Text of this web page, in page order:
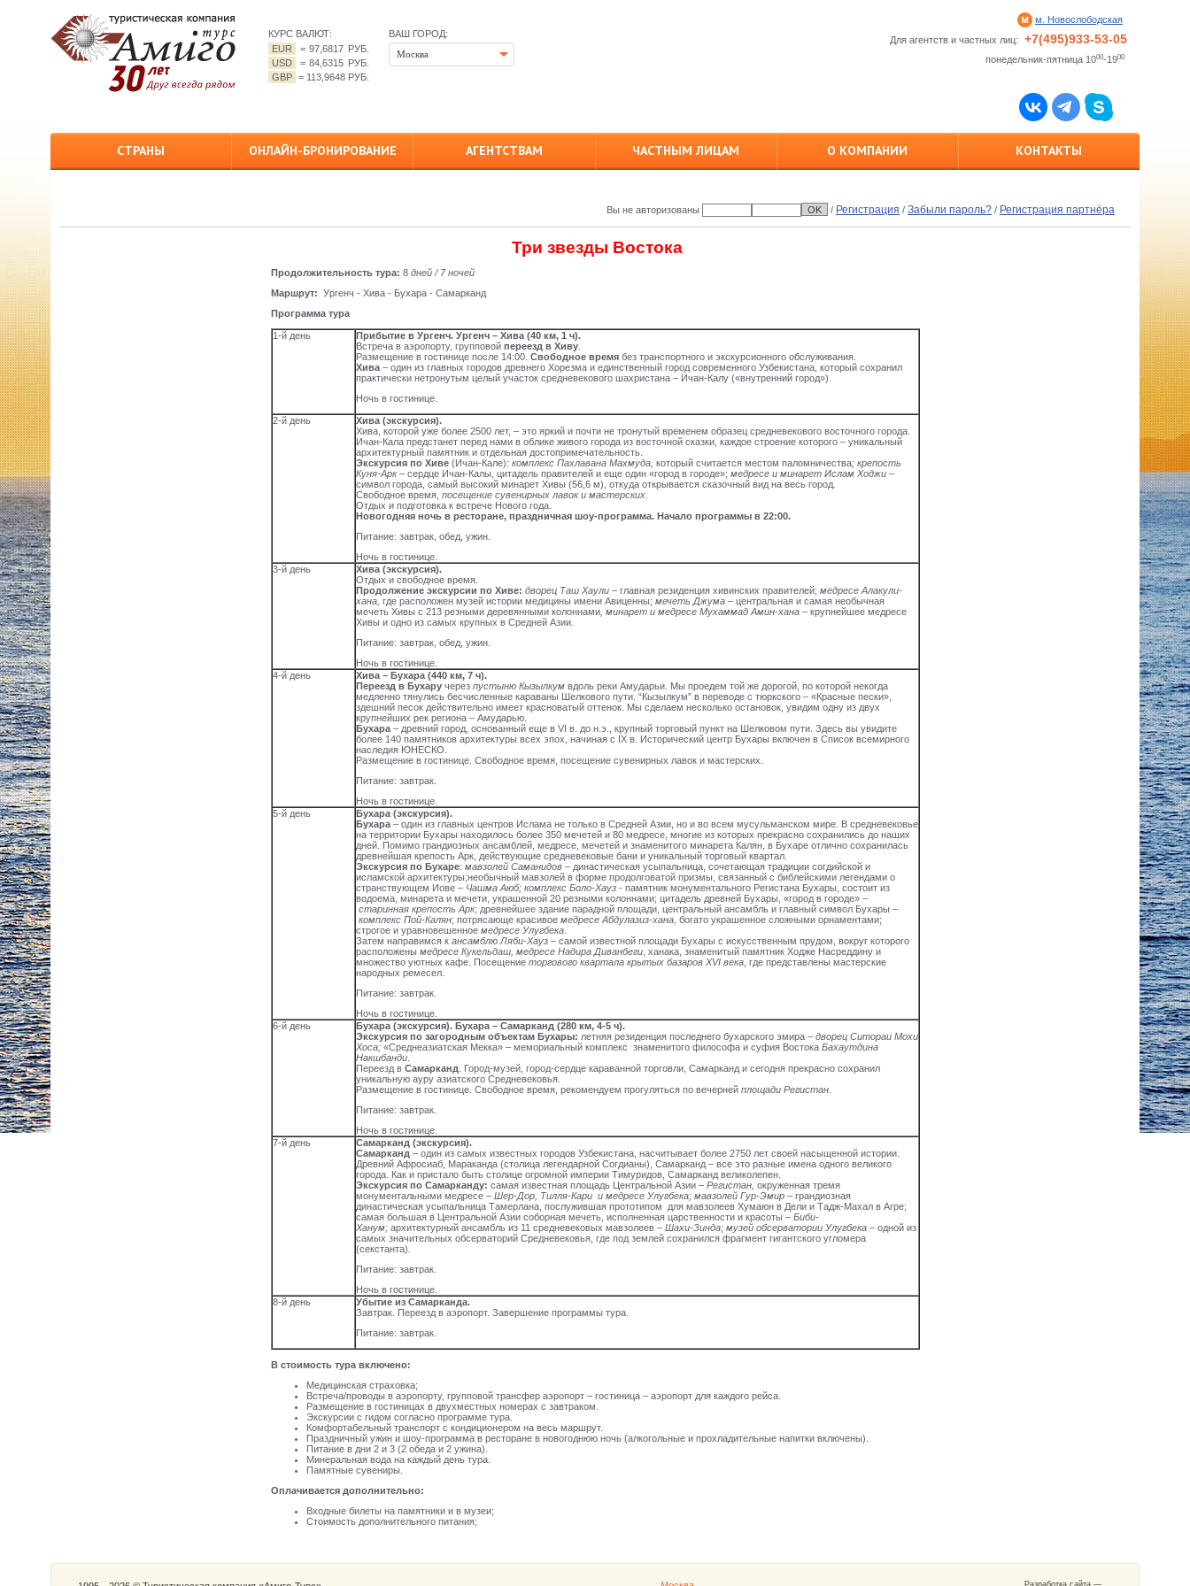
КУРС ВАЛЮТ:
EUR
=97,6817 РУБ.
USD
=84,6315 РУБ.
GBP = 113,9648 РУБ.
ВАШ ГОРОД:
Москва
м. Новослободская
Для агентств и частных лиц:
+7(495)933-53-05
понедельник-пятница 1000-1900
СТРАНЫ ОНЛАЙН-БРОНИРОВАНИЕ АГЕНТСТВАМ ЧАСТНЫМ ЛИЦАМ О КОМПАНИИ КОНТАКТЫ
Вы не авторизованы / Регистрация / Забыли пароль? / Регистрация партнёра
Три звезды Востока
Продолжительность тура: 8дней /7ночей
Маршрут: Ургенч - Хива - Бухара - Самарканд
Программа тура
1-й день
Прибытие в Ургенч. Ургенч – Хива (40 км, 1 ч).
Встреча в аэропорту, групповой переезд в Хиву.
Размещение в гостинице после 14:00. Свободное времябез транспортного и экскурсионного обслуживания.
Хива– один из главных городов древнего Хорезма и единственный город современного Узбекистана, который сохранил
практически нетронутым целый участок средневекового шахристана – Ичан-Калу («внутренний город»).
Ночь в гостинице.
2-й день Хива (экскурсия).
Хива, которой уже более 2500 лет, – это яркий и почти не тронутый временем образец средневекового восточного города.
Ичан-Кала предстанет перед нами в облике живого города из восточной сказки, каждое строение которого – уникальный
архитектурный памятник и отдельная достопримечательность.
Экскурсия по Хиве(Ичан-Кале): комплекс Пахлавана Махмуда, который считается местом паломничества; крепость
Куня-Арк– сердце Ичан-Калы, цитадель правителей и еще один «город в городе»; медресе и минарет Ислам Ходжи –
символ города, самый высокий минарет Хивы (56,6 м), откуда открывается сказочный вид на весь город.
Свободное время, посещение сувенирных лавок и мастерских.
Отдых и подготовка к встрече Нового года.
Новогодняя ночь в ресторане, праздничная шоу-программа. Начало программы в 22:00.
Питание: завтрак, обед, ужин.
Ночь в гостинице.
3-й день
Хива (экскурсия).
Отдых и свободное время.
Продолжение экскурсии по Хиве: дворец Таш Хаули – главная резиденция хивинских правителей; медресе Алакули-
хана, где расположен музей истории медицины имени Авиценны; мечеть Джума – центральная и самая необычная
мечеть Хивы с 213 резными деревянными колоннами, минарет и медресе Мухаммад Амин-хана – крупнейшее медресе
Хивы и одно из самых крупных в Средней Азии.
Питание: завтрак, обед, ужин.
Ночь в гостинице.
4-й день
Хива – Бухара (440 км, 7 ч).
Переезд в Бухару через пустыню Кызылкум вдоль реки Амударьи. Мы проедем той же дорогой, по которой некогда
медленно тянулись бесчисленные караваны Шелкового пути. “Кызылкум” в переводе с тюркского – «Красные пески»,
здешний песок действительно имеет красноватый оттенок. Мы сделаем несколько остановок, увидим одну из двух
крупнейших рек региона – Амударью.
Бухара – древний город, основанный еще в VI в. до н.э., крупный торговый пункт на Шелковом пути. Здесь вы увидите
более 140 памятников архитектуры всех эпох, начиная с IX в. Исторический центр Бухары включен в Список всемирного
наследия ЮНЕСКО.
Размещение в гостинице. Свободное время, посещение сувенирных лавок и мастерских.
Питание: завтрак.
Ночь в гостинице.
5-й день
Бухара (экскурсия).
Бухара– один из главных центров Ислама не только в Средней Азии, но и во всем мусульманском мире. В средневековье
на территории Бухары находилось более 350 мечетей и 80 медресе, многие из которых прекрасно сохранились до наших
дней. Помимо грандиозных ансамблей, медресе, мечетей и знаменитого минарета Калян, в Бухаре отлично сохранилась
древнейшая крепость Арк, действующие средневековые бани и уникальный торговый квартал.
Экскурсия по Бухаре: мавзолей Саманидов – династическая усыпальница, сочетающая традиции согдийской и
исламской архитектуры;необычный мавзолей в форме продолговатой призмы, связанный с библейскими легендами о
странствующем Иове – Чашма Аюб; комплекс Боло-Хауз- памятник монументального Регистана Бухары, состоит из
водоема, минарета и мечети, украшенной 20 резными колоннами; цитадель древней Бухары, «город в городе» –
старинная крепость Арк; древнейшее здание парадной площади, центральный ансамбль и главный символ Бухары –
комплекс Пой-Калян; потрясающе красивое медресе Абдулазиз-хана, богато украшенное сложными орнаментами;
строгое и уравновешенное медресе Улугбека.
Затем направимся к ансамблю Ляби-Хауз– самой известной площади Бухары с искусственным прудом, вокруг которого
расположены медресе Кукельдаш, медресе Надира Диванбеги, ханака, знаменитый памятник Ходже Насреддину и
множество уютных кафе. Посещение торгового квартала крытых базаров XVI века, где представлены мастерские
народных ремесел.
Питание: завтрак.
Ночь в гостинице.
6-й день
Бухара (экскурсия). Бухара – Самарканд (280 км, 4-5 ч).
Экскурсия по загородным объектам Бухары: летняя резиденция последнего бухарского эмира – дворец Ситораи Мохи
Хоса;«Среднеазиатская Мекка» – мемориальный комплекс знаменитого философа и суфия Востока Бахаутдина
Накшбанди.
Переезд в Самарканд . Город-музей, город-сердце караванной торговли, Самарканд и сегодня прекрасно сохранил
уникальную ауру азиатского Средневековья.
Размещение в гостинице. Свободное время, рекомендуем прогуляться по вечернейплощади Регистан.
Питание: завтрак.
Ночь в гостинице.
7-й день
Самарканд (экскурсия).
Самарканд – один из самых известных городов Узбекистана, насчитывает более 2750 лет своей насыщенной истории.
Древний Афросиаб, Мараканда (столица легендарной Согдианы), Самарканд – все это разные имена одного великого
города. Как и пристало быть столице огромной империи Тимуридов, Самарканд великолепен.
Экскурсия по Самарканду: самая известная площадь Центральной Азии – Регистан, окруженная тремя
монументальными медресе – Шер-Дор, Тилля-Кари и медресе Улугбека; мавзолей Гур-Эмир– грандиозная
династическая усыпальница Тамерлана, послужившая прототипом для мавзолеев Хумаюн в Дели и Тадж-Махал в Агре;
самая большая в Центральной Азии соборная мечеть, исполненная царственности и красоты – Биби-
Ханум;архитектурный ансамбль из 11 средневековых мавзолеев – Шахи-Зинда; музей обсерватории Улугбека – одной из
самых значительных обсерваторий Средневековья, где под землей сохранился фрагмент гигантского угломера
(секстанта)
Питание: завтрак.
Ночь в гостинице.
8-й день
Убытие из Самарканда.
Завтрак. Переезд в аэропорт. Завершение программы тура.
Питание: завтрак.
В стоимость тура включено:
Медицинская страховка;
Встреча/проводы в аэропорту, групповой трансфер аэропорт – гостиница – аэропорт для каждого рейса.
Размещение в гостиницах в двухместных номерах с завтраком.
Экскурсии с гидом согласно программе тура.
Комфортабельный транспорт с кондиционером на весь маршрут.
Праздничный ужин и шоу-программа в ресторане в новогоднюю ночь (алкогольные и прохладительные напитки включены).
Питание в дни 2 и 3 (2 обеда и 2 ужина).
Минеральная вода на каждый день тура.
Памятные сувениры.
Оплачивается дополнительно:
Входные билеты на памятники и в музеи;
Стоимость дополнительного питания;
Разработка сайта —